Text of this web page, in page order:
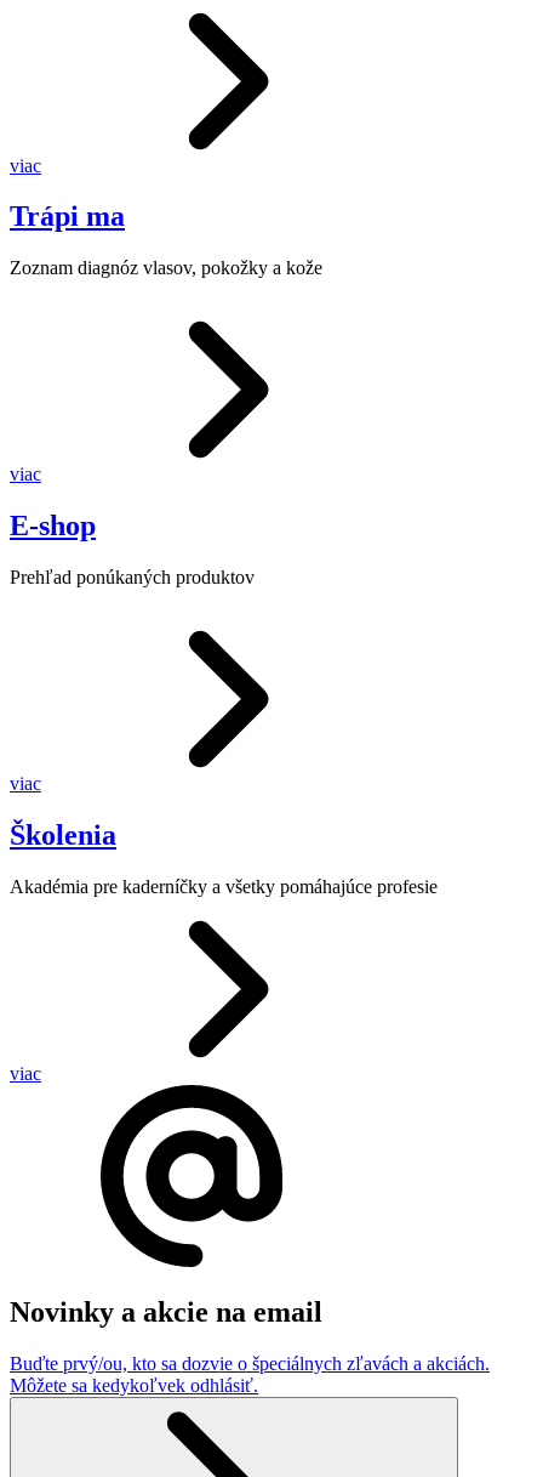
viac
Trápi ma
Zoznam diagnóz vlasov, pokožky a kože
viac
E-shop
Prehľad ponúkaných produktov
viac
Školenia
Akadémia pre kaderníčky a všetky pomáhajúce profesie
viac
Novinky a akcie na email
Buďte prvý/ou, kto sa dozvie o špeciálnych zľavách a akciách.
Môžete sa kedykoľvek odhlásiť.